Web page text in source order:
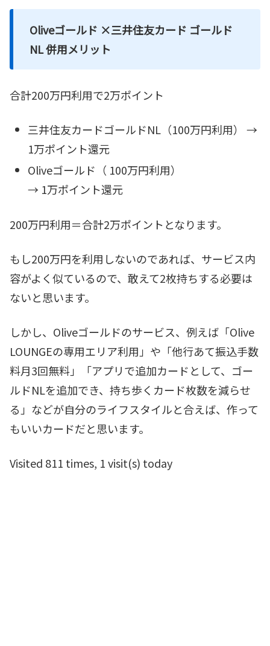
Oliveゴールド ×三井住友カード ゴールド
NL 併用メリット
合計200万円利用で2万ポイント
三井住友カードゴールドNL（100万円利用） →
1万ポイント還元
Oliveゴールド（ 100万円利用）
→ 1万ポイント還元
200万円利用＝合計2万ポイントとなります。
もし200万円を利用しないのであれば、サービス内
容がよく似ているので、敢えて2枚持ちする必要は
ないと思います。
しかし、Oliveゴールドのサービス、例えば「Olive
LOUNGEの専用エリア利用」や「他行あて振込手数
料月3回無料」「アプリで追加カードとして、ゴー
ルドNLを追加でき、持ち歩くカード枚数を減らせ
る」などが自分のライフスタイルと合えば、作って
もいいカードだと思います。
Visited 811 times, 1 visit(s) today